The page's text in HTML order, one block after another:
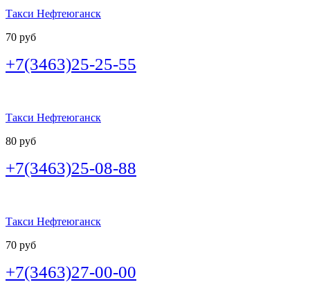
Такси Нефтеюганск
70 руб
+7(3463)25-25-55
Такси Нефтеюганск
80 руб
+7(3463)25-08-88
Такси Нефтеюганск
70 руб
+7(3463)27-00-00